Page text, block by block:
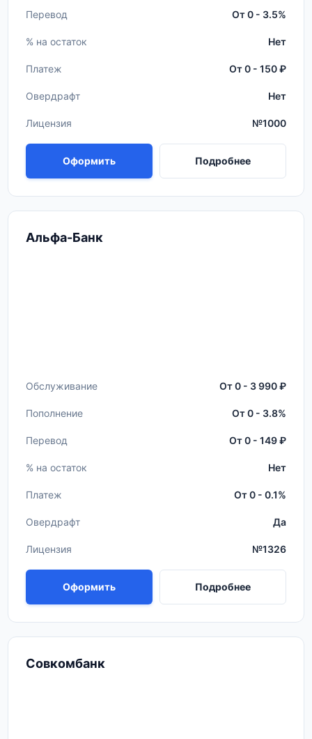
Перевод От 0 - 3.5%
% на остаток Нет
Платеж От 0 - 150 ₽
Овердрафт Нет
Лицензия №1000
Оформить Подробнее
Альфа-Банк
Обслуживание От 0 - 3 990 ₽
Пополнение От 0 - 3.8%
Перевод От 0 - 149 ₽
% на остаток Нет
Платеж От 0 - 0.1%
Овердрафт Да
Лицензия №1326
Оформить Подробнее
Совкомбанк